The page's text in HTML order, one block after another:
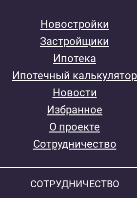
Новостройки
Застройщики
Ипотека
Ипотечный калькулятор
Новости
Избранное
О проекте
Сотрудничество
СОТРУДНИЧЕСТВО